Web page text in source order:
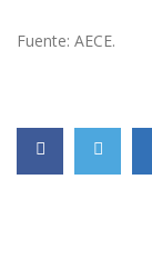
Fuente: AECE.